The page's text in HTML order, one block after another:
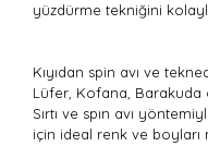
yüzdürme tekniğini
Kıyıdan spin avı ve
Lüfer, Kofana, Barakuda
Sırtı ve spın avı
için ideal renk ve boyları